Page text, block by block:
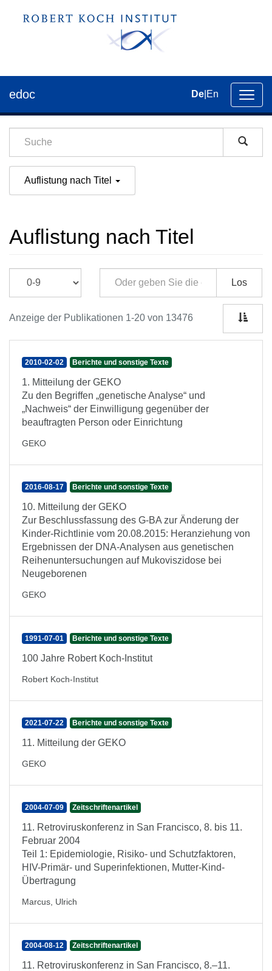
der
edoc De En
Auflistung nach Titel
Auflistung nach Titel
Los
Anzeige der Publikationen 1-20 von 13476
2010-02-02 Berichte und sonstige Texte
1. Mitteilung der GEKO
Zu den Begriffen „genetische Analyse“ und
„Nachweis“ der Einwilligung gegenüber der
beauftragten Person oder Einrichtung
GEKO
2016-08-17 Berichte und sonstige Texte
10. Mitteilung der GEKO
Zur Beschlussfassung des G-BA zur Änderung der
Kinder-Richtlinie vom 20.08.2015: Heranziehung von
Ergebnissen der DNA-Analysen aus genetischen
Reihenuntersuchungen auf Mukoviszidose bei
Neugeborenen
GEKO
1991-07-01 Berichte und sonstige Texte
100 Jahre Robert Koch-Institut
Robert Koch-Institut
2021-07-22 Berichte und sonstige Texte
11. Mitteilung der GEKO
GEKO
2004-07-09 Zeitschriftenartikel
11. Retroviruskonferenz in San Francisco, 8. bis 11.
Februar 2004
Teil 1: Epidemiologie, Risiko- und Schutzfaktoren,
HIV-Primär- und Superinfektionen, Mutter-Kind-
Übertragung
Marcus, Ulrich
2004-08-12 Zeitschriftenartikel
11. Retroviruskonferenz in San Francisco, 8.–11.